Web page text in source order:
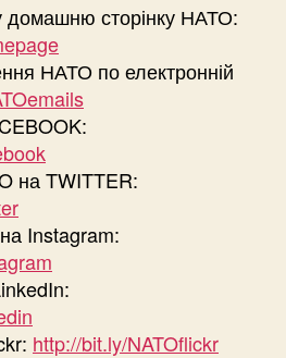
домашню сторінку НАТО:
НАТО по електронній
на TWITTER:
Instagram:
http://bit.ly/NATOflickr